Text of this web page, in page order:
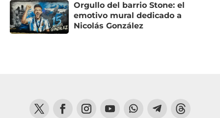
Orgullo del barrio Stone: el
emotivo mural dedicado a
Nicolás González